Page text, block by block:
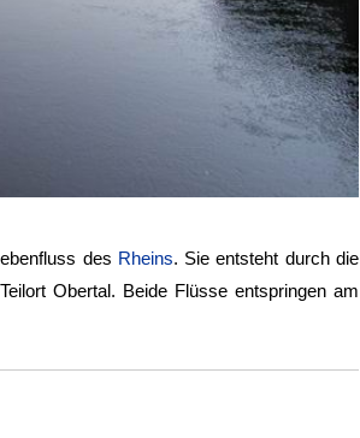
des Rheins. Sie entsteht durch die
Obertal. Beide Flüsse entspringen am